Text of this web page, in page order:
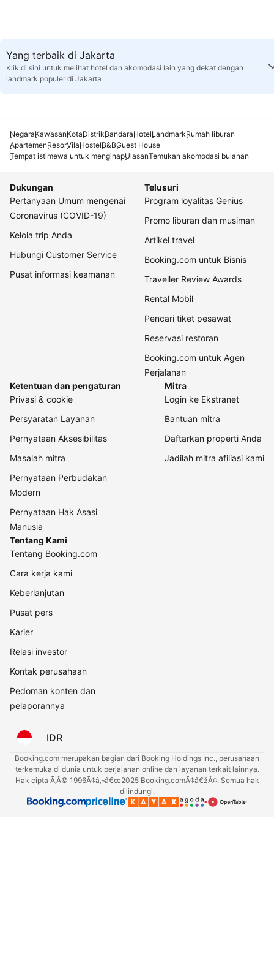
Yang terbaik di Jakarta
Klik di sini untuk melihat hotel dan akomodasi lain yang dekat dengan
landmark populer di Jakarta
NegaraKawasanKotaDistrikBandaraHotelLandmarkRumah liburan
ApartemenResorVilaHostelB&BGuest House
Tempat istimewa untuk menginapUlasanTemukan akomodasi bulanan
Dukungan
Pertanyaan Umum mengenai
Coronavirus (COVID-19)
Kelola trip Anda
Hubungi Customer Service
Pusat informasi keamanan
Telusuri
Program loyalitas Genius
Promo liburan dan musiman
Artikel travel
Booking.com untuk Bisnis
Traveller Review Awards
Rental Mobil
Pencari tiket pesawat
Reservasi restoran
Booking.com untuk Agen
Perjalanan
Ketentuan dan pengaturan
Privasi & cookie
Persyaratan Layanan
Pernyataan Aksesibilitas
Masalah mitra
Pernyataan Perbudakan
Modern
Pernyataan Hak Asasi
Manusia
Mitra
Login ke Ekstranet
Bantuan mitra
Daftarkan properti Anda
Jadilah mitra afiliasi kami
Tentang Kami
Tentang Booking.com
Cara kerja kami
Keberlanjutan
Pusat pers
Karier
Relasi investor
Kontak perusahaan
Pedoman konten dan
pelaporannya
IDR
Booking.com merupakan bagian dari Booking Holdings Inc., perusahaan
terkemuka di dunia untuk perjalanan online dan layanan terkait lainnya.
Hak cipta Ã‚Â© 1996Ã¢â‚¬â€œ2025 Booking.comÃ¢â€žÂ¢. Semua hak
dilindungi.